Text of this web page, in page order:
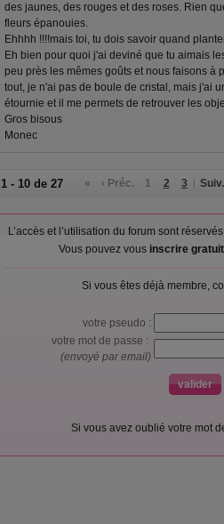
des jaunes, des rouges et des roses. Rien
fleurs épanouies.
Ehhhh !!!!mais toi, tu dois savoir quand
Eh bien pour quoi j'ai deviné que tu aimais
peu près les mêmes goûts et nous faisons à
tout, je n'ai pas de boule de cristal, mais j'ai
étournie et il me permets de retrouver les
Gros bisous
Monec
1 - 10 de 27 « ‹ Préc. 1 2 3 Suiv.
L’accès et l’utilisation du forum sont
Vous pouvez vous inscrire
Si vous êtes déjà membre,
votre pseudo :
votre mot de passe :
(envoyé par email)
Si vous avez oublié votre mot